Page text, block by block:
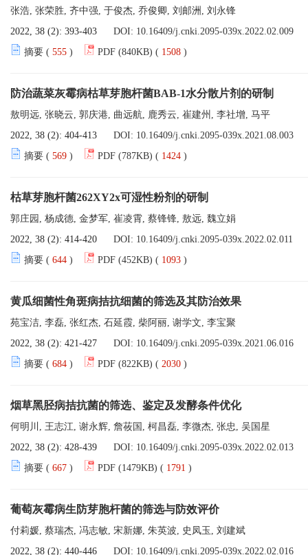
张浩, 张荣胜, 齐中强, 于俊杰, 乔俊卿, 刘邮洲, 刘永锋
2022, 38 (2): 393-403
DOI: 10.16409/j.cnki.2095-039x.2022.02.009
摘要 ( 555 ) PDF (840KB) ( 1508 )
防治蔬菜灰霉病枯草芽胞杆菌BAB-1水分散片剂的研制
敖明远, 张晓云, 郭庆港, 曲远航, 鹿秀云, 崔建州, 李社增, 马平
2022, 38 (2): 404-413
DOI: 10.16409/j.cnki.2095-039x.2021.08.003
摘要 ( 569 ) PDF (787KB) ( 1424 )
枯草芽胞杆菌262XY2x可湿性粉剂的研制
郭庄园, 杨成德, 金梦军, 崔凌霄, 蔡锋锋, 敖远, 魏立娟
2022, 38 (2): 414-420
DOI: 10.16409/j.cnki.2095-039x.2022.02.011
摘要 ( 644 ) PDF (452KB) ( 1093 )
黄瓜细菌性角斑病拮抗细菌的筛选及其防治效果
苑宝洁, 李磊, 张红杰, 石延霞, 柴阿丽, 谢学文, 李宝聚
2022, 38 (2): 421-427
DOI: 10.16409/j.cnki.2095-039x.2021.06.016
摘要 ( 684 ) PDF (822KB) ( 2030 )
烟草黑胫病拮抗菌的筛选、鉴定及发酵条件优化
何明川, 王志江, 谢永辉, 詹莜国, 柯昌磊, 李微杰, 张忠, 吴国星
2022, 38 (2): 428-439
DOI: 10.16409/j.cnki.2095-039x.2022.02.013
摘要 ( 667 ) PDF (1479KB) ( 1791 )
葡萄灰霉病生防芽胞杆菌的筛选与防效评价
付莉媛, 蔡瑞杰, 冯志敏, 宋新娜, 朱英波, 史凤玉, 刘建斌
2022, 38 (2): 440-446
DOI: 10.16409/j.cnki.2095-039x.2022.02.016